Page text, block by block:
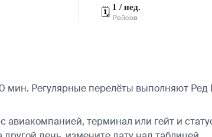
🗓️ 1 / нед.
Рейсов
Регулярные перелёты выполняют Ред
терминал или гейт и